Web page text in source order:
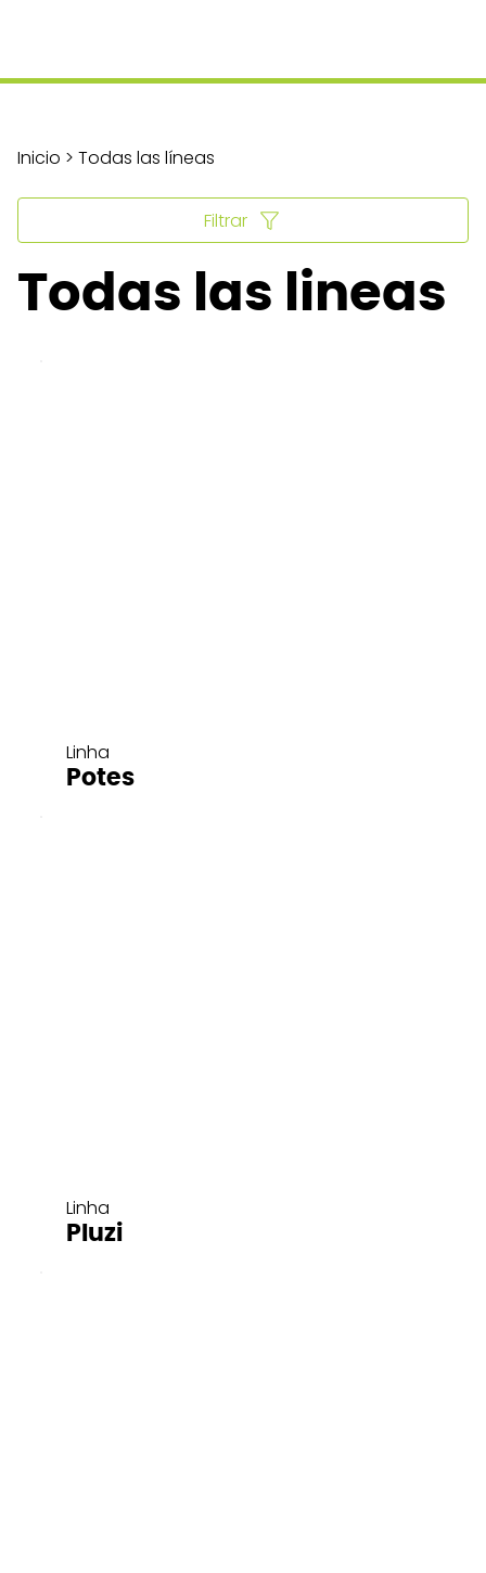
Linha
Potes
Linha
Pluzi
Todas las lineas
Inicio > Todas las líneas
Filtrar